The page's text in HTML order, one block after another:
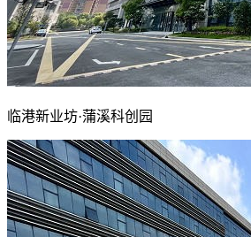
临港新业坊·蒲溪科创园